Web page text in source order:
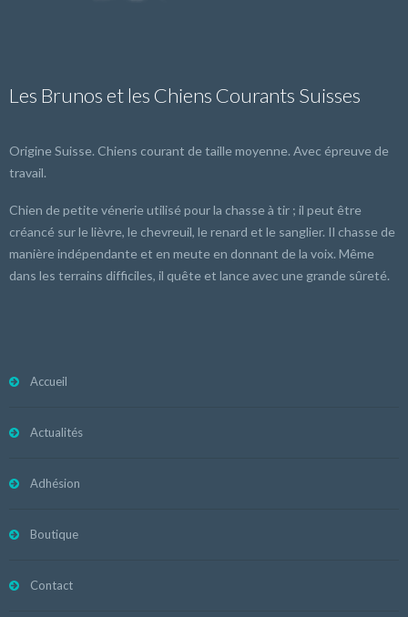
Les Brunos et les Chiens Courants Suisses
Origine Suisse. Chiens courant de taille moyenne. Avec épreuve de
travail.
Chien de petite vénerie utilisé pour la chasse à tir ; il peut être
créancé sur le lièvre, le chevreuil, le renard et le sanglier. Il chasse de
manière indépendante et en meute en donnant de la voix. Même
dans les terrains difficiles, il quête et lance avec une grande sûreté.
Accueil
Actualités
Adhésion
Boutique
Contact